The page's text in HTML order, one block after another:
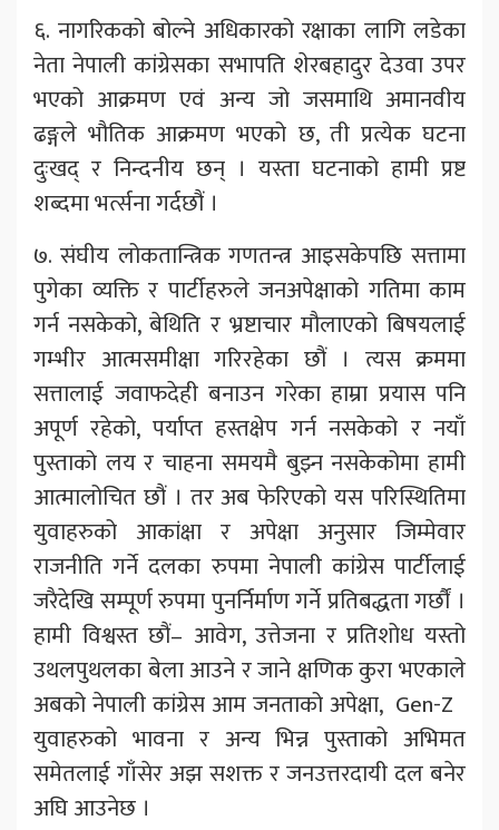
६. नागरिकको बोल्ने अधिकारको रक्षाका लागि लडेका
नेता नेपाली कांग्रेसका सभापति शेरबहादुर देउवा उपर
भएको आक्रमण एवं अन्य जो जसमाथि अमानवीय
ढङ्गले भौतिक आक्रमण भएको छ, ती प्रत्येक घटना
दुःखद् र निन्दनीय छन् । यस्ता घटनाको हामी प्रष्ट
शब्दमा भर्त्सना गर्दछौं ।
७. संघीय लोकतान्त्रिक गणतन्त्र आइसकेपछि सत्तामा
पुगेका व्यक्ति र पार्टीहरुले जनअपेक्षाको गतिमा काम
गर्न नसकेको, बेथिति र भ्रष्टाचार मौलाएको बिषयलाई
गम्भीर आत्मसमीक्षा गरिरहेका छौं । त्यस क्रममा
सत्तालाई जवाफदेही बनाउन गरेका हाम्रा प्रयास पनि
अपूर्ण रहेको, पर्याप्त हस्तक्षेप गर्न नसकेको र नयाँ
पुस्ताको लय र चाहना समयमै बुझ्न नसकेकोमा हामी
आत्मालोचित छौं । तर अब फेरिएको यस परिस्थितिमा
युवाहरुको आकांक्षा र अपेक्षा अनुसार जिम्मेवार
राजनीति गर्ने दलका रुपमा नेपाली कांग्रेस पार्टीलाई
जरैदेखि सम्पूर्ण रुपमा पुनर्निर्माण गर्ने प्रतिबद्धता गर्छौं ।
हामी विश्वस्त छौं– आवेग, उत्तेजना र प्रतिशोध यस्तो
उथलपुथलका बेला आउने र जाने क्षणिक कुरा भएकाले
अबको नेपाली कांग्रेस आम जनताको अपेक्षा, Gen-Z
युवाहरुको भावना र अन्य भिन्न पुस्ताको अभिमत
समेतलाई गाँसेर अझ सशक्त र जनउत्तरदायी दल बनेर
अघि आउनेछ ।